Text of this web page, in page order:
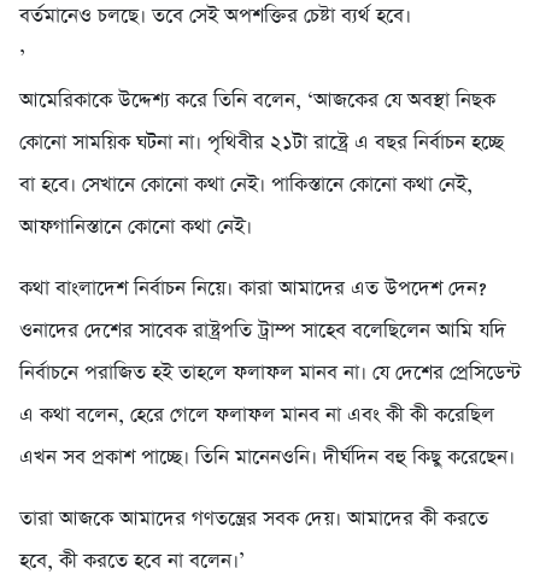
বর্তমানেও চলছে। তবে সেই অপশক্তির চেষ্টা ব্যর্থ হবে।
’
আমেরিকাকে উদ্দেশ্য করে তিনি বলেন, ‘আজকের যে অবস্থা নিছক
কোনো সাময়িক ঘটনা না। পৃথিবীর ২১টা রাষ্ট্রে এ বছর নির্বাচন হচ্ছে
বা হবে। সেখানে কোনো কথা নেই। পাকিস্তানে কোনো কথা নেই,
আফগানিস্তানে কোনো কথা নেই।
কথা বাংলাদেশ নির্বাচন নিয়ে। কারা আমাদের এত উপদেশ দেন?
ওনাদের দেশের সাবেক রাষ্ট্রপতি ট্রাম্প সাহেব বলেছিলেন আমি যদি
নির্বাচনে পরাজিত হই তাহলে ফলাফল মানব না। যে দেশের প্রেসিডেন্ট
এ কথা বলেন, হেরে গেলে ফলাফল মানব না এবং কী কী করেছিল
এখন সব প্রকাশ পাচ্ছে। তিনি মানেনওনি। দীর্ঘদিন বহু কিছু করেছেন।
তারা আজকে আমাদের গণতন্ত্রের সবক দেয়। আমাদের কী করতে
হবে, কী করতে হবে না বলেন।’